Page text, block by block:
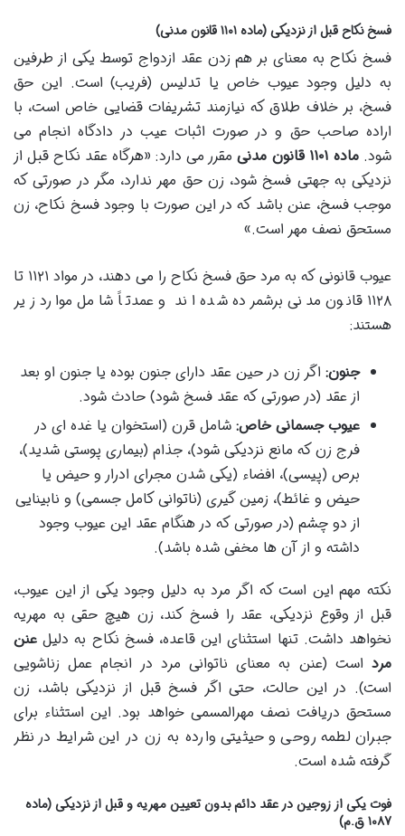
فسخ نکاح قبل از نزدیکی (ماده ۱۱۰۱ قانون مدنی)
فسخ نکاح به معنای بر هم زدن عقد ازدواج توسط یکی از طرفین
به دلیل وجود عیوب خاص یا تدلیس (فریب) است. این حق
فسخ، بر خلاف طلاق که نیازمند تشریفات قضایی خاص است، با
اراده صاحب حق و در صورت اثبات عیب در دادگاه انجام می
شود.ماده ۱۱۰۱ قانون مدنی
مقرر می دارد: «هرگاه عقد نکاح قبل از
نزدیکی به جهتی فسخ شود، زن حق مهر ندارد، مگر در صورتی که
موجب فسخ، عنن باشد که در این صورت با وجود فسخ نکاح، زن
مستحق نصف مهر است.»
عیوب قانونی که به مرد حق فسخ نکاح را می دهند، در مواد ۱۱۲۱ تا
۱۱۲۸ قانون مدنی برشمرده شده اند و عمدتاً شامل موارد زیر
هستند:
جنون: اگر زن در حین عقد دارای جنون بوده یا جنون او بعد
از عقد (در صورتی که عقد فسخ شود) حادث شود.
عیوب جسمانی خاص: شامل قرن (استخوان یا غده ای در
فرج زن که مانع نزدیکی شود)، جذام (بیماری پوستی شدید)،
برص (پیسی)، افضاء (یکی شدن مجرای ادرار و حیض یا
حیض و غائط)، زمین گیری (ناتوانی کامل جسمی) و نابینایی
از دو چشم (در صورتی که در هنگام عقد این عیوب وجود
داشته و از آن ها مخفی شده باشد).
نکته مهم این است که اگر مرد به دلیل وجود یکی از این عیوب،
قبل از وقوع نزدیکی، عقد را فسخ کند، زن هیچ حقی به مهریه
نخواهد داشت. تنها استثنای این قاعده، فسخ نکاح به دلیل عنن
مرد است (عنن به معنای ناتوانی مرد در انجام عمل زناشویی
است). در این حالت، حتی اگر فسخ قبل از نزدیکی باشد، زن
مستحق دریافت نصف مهرالمسمی خواهد بود. این استثناء برای
جبران لطمه روحی و حیثیتی وارده به زن در این شرایط در نظر
گرفته شده است.
فوت یکی از زوجین در عقد دائم بدون تعیین مهریه و قبل از نزدیکی (ماده
۱۰۸۷ ق.م)